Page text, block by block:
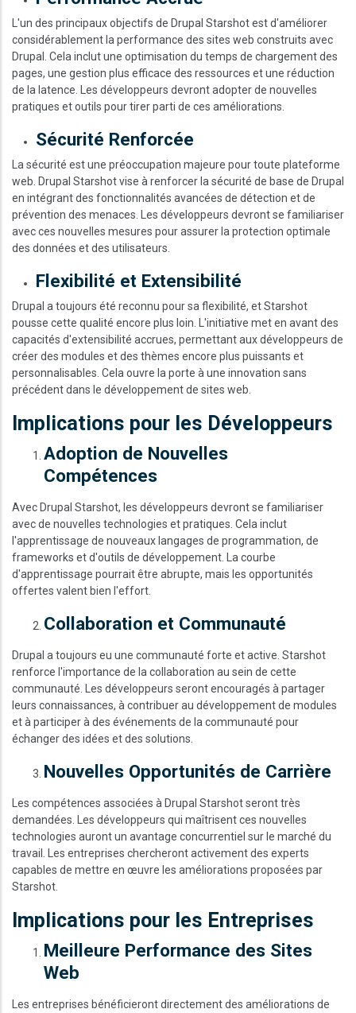
L'un des principaux objectifs de Drupal Starshot est d'améliorer
considérablement la performance des sites web construits avec
Drupal. Cela inclut une optimisation du temps de chargement des
pages, une gestion plus efficace des ressources et une réduction
de la latence. Les développeurs devront adopter de nouvelles
pratiques et outils pour tirer parti de ces améliorations.
Sécurité Renforcée
La sécurité est une préoccupation majeure pour toute plateforme
web. Drupal Starshot vise à renforcer la sécurité de base de Drupal
en intégrant des fonctionnalités avancées de détection et de
prévention des menaces. Les développeurs devront se familiariser
avec ces nouvelles mesures pour assurer la protection optimale
des données et des utilisateurs.
Flexibilité et Extensibilité
Drupal a toujours été reconnu pour sa flexibilité, et Starshot
pousse cette qualité encore plus loin. L'initiative met en avant des
capacités d'extensibilité accrues, permettant aux développeurs de
créer des modules et des thèmes encore plus puissants et
personnalisables. Cela ouvre la porte à une innovation sans
précédent dans le développement de sites web.
Implications pour les Développeurs
Adoption de Nouvelles
Compétences
Avec Drupal Starshot, les développeurs devront se familiariser
avec de nouvelles technologies et pratiques. Cela inclut
l'apprentissage de nouveaux langages de programmation, de
frameworks et d'outils de développement. La courbe
d'apprentissage pourrait être abrupte, mais les opportunités
offertes valent bien l'effort.
Collaboration et Communauté
Drupal a toujours eu une communauté forte et active. Starshot
renforce l'importance de la collaboration au sein de cette
communauté. Les développeurs seront encouragés à partager
leurs connaissances, à contribuer au développement de modules
et à participer à des événements de la communauté pour
échanger des idées et des solutions.
Nouvelles Opportunités de Carrière
Les compétences associées à Drupal Starshot seront très
demandées. Les développeurs qui maîtrisent ces nouvelles
technologies auront un avantage concurrentiel sur le marché du
travail. Les entreprises chercheront activement des experts
capables de mettre en œuvre les améliorations proposées par
Starshot.
Implications pour les Entreprises
Meilleure Performance des Sites
Web
Les entreprises bénéficieront directement des améliorations de